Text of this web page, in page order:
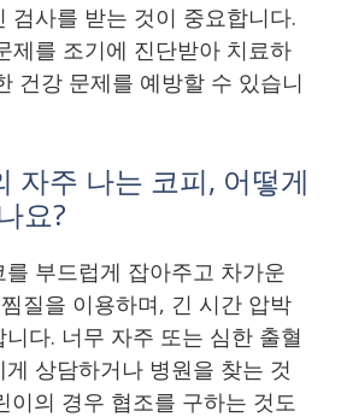
검사를 받는 것이 중요합니다.
제를 조기에 진단받아 치료하
건강 문제를 예방할 수 있습니
자주 나는 코피, 어떻게
요?
부드럽게 잡아주고 차가운
질을 이용하며, 긴 시간 압박
다. 너무 자주 또는 심한 출혈
상담하거나 병원을 찾는 것
이의 경우 협조를 구하는 것도